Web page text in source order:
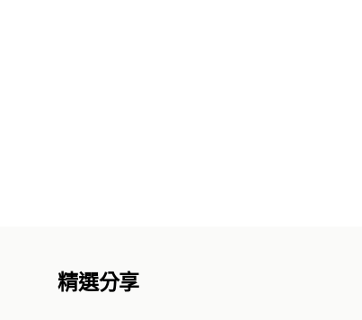
精選分享